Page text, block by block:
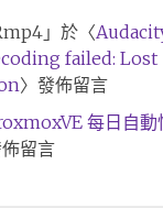
」於〈
failed: Lost
〉發佈留言
每日自動
留言